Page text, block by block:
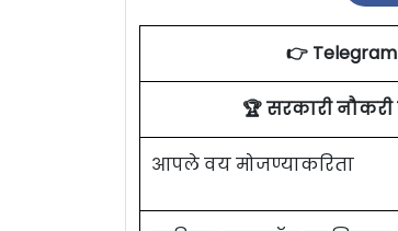
👉
🏆 सरकारी
आपले वय मोजण्याकरिता